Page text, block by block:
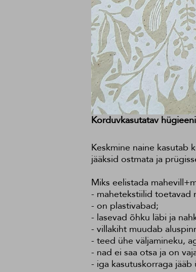
Korduvkasutatav
Keskmine naine kasutab
jääksid ostmata ja
Miks eelistada
- mahetekstiilid toetavad
- on plastivabad;
- lasevad õhku läbi ja
- villakiht muudab
- teed ühe väljamineku,
- nad ei saa otsa ja on
- iga kasutuskorraga